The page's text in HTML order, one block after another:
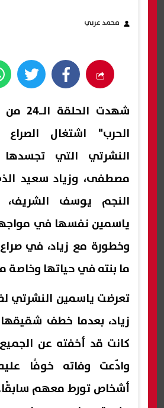
محمد عربي
شهدت
الحرب" اشتغال
النشرتي التي
مصطفى، وزياد سعيد
النجم يوسف الشريف،
ياسمين نفسها في
وخطورة مع زياد، في
ما بنته في حياتها وخاصة
تعرضت ياسمين النشرتي
زياد، بعدما خطف
كانت قد أخفته عن
وادّعت وفاته خوفًا
أشخاص تورط معهم